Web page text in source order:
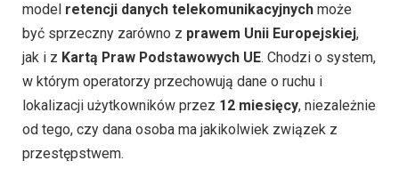
model retencji danych telekomunikacyjnych może
być sprzeczny zarówno z prawem Unii Europejskiej,
jak i z Kartą Praw Podstawowych UE. Chodzi o system,
w którym operatorzy przechowują dane o ruchu i
lokalizacji użytkowników przez 12 miesięcy, niezależnie
od tego, czy dana osoba ma jakikolwiek związek z
przestępstwem.